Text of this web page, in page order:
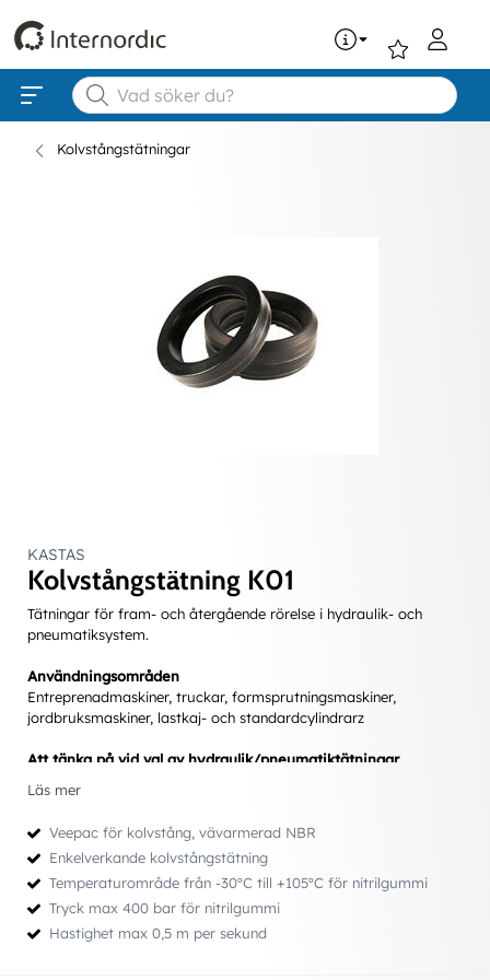
Kolvstångstätningar
KASTAS
Kolvstångstätning K01
Tätningar för fram- och återgående rörelse i hydraulik- och
pneumatiksystem.
Användningsområden
Entreprenadmaskiner, truckar, formsprutningsmaskiner,
jordbruksmaskiner, lastkaj- och standardcylindrarz
Att tänka på vid val av hydraulik/pneumatiktätningar
inbyggnadsmått.
radier etc. för inbyggnaden.
• Att tänka igenom hur tätningen kommer att monteras. Hur
mycket den behöver töjas eller om den kan skadas av skarpa
kanter.
• Tryck (min/normalt/max)
• Hastighet (cykler/slaglängd)
Läs mer
Veepac för kolvstång, vävarmerad NBR
Enkelverkande kolvstångstätning
Temperaturområde från -30ºC till +105ºC för nitrilgummi
Tryck max 400 bar för nitrilgummi
Hastighet max 0,5 m per sekund